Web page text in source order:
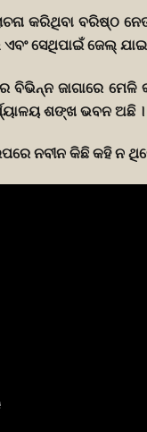
କରିଥିବା ବରିଷ୍ଠ
ସେଥିପାଇଁ ଜେଲ୍
ଜାଗାରେ ମେଳି
ଶଙ୍ଖ ଭବନ ଅଛି
ନବୀନ କିଛି କହି ନ